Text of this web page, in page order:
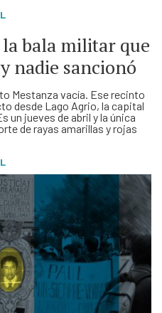
bala militar que
nadie sancionó
Mestanza vacía. Ese recinto
desde Lago Agrio, la capital
un jueves de abril y la única
de rayas amarillas y rojas
Cuando …